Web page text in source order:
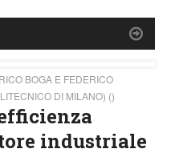
BOGA E FEDERICO
DI MILANO) ()
industriale